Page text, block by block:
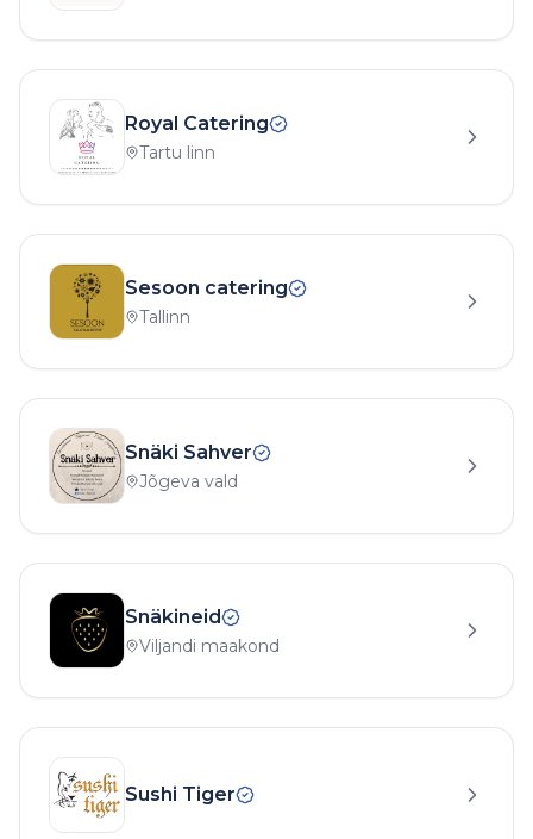
Royal Catering
Tartu linn
Sesoon catering
Tallinn
Snäki Sahver
Jõgeva vald
Snäkineid
Viljandi maakond
Sushi Tiger